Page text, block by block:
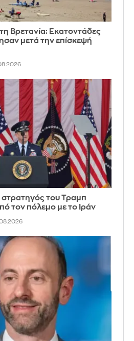
Βρετανία: Εκατοντάδες
μετά την επίσκεψή
του Τραμπ
τον πόλεμο με το Ιράν